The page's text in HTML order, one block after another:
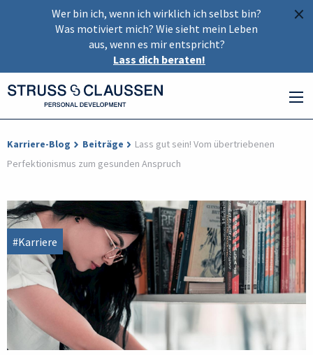
×
Wer bin ich, wenn ich wirklich ich selbst bin?
Was motiviert mich? Wie sieht mein Leben
aus, wenn es mir entspricht?
Lass dich beraten!
Karriere-Blog Beiträge
Lass gut sein! Vom übertriebenen
Perfektionismus zum gesunden Anspruch
#Karriere